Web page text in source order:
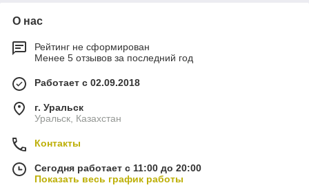
О нас
Рейтинг не сформирован
Менее 5 отзывов за последний год
Работает с 02.09.2018
г. Уральск
Уральск, Казахстан
Контакты
Сегодня работает с 11:00 до 20:00
Показать весь график работы